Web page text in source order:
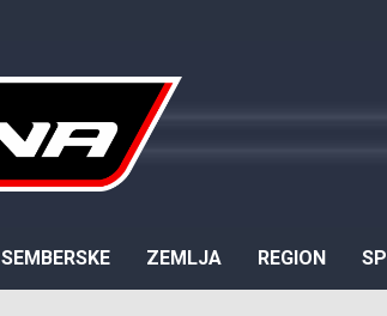
SEMBERSKE ZEMLJA REGION